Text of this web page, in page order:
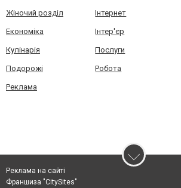
Жіночий розділ Інтернет
Економіка Інтер'єр
Кулінарія Послуги
Подорожі Робота
Реклама
Реклама на сайті
Франшиза "CitySites"